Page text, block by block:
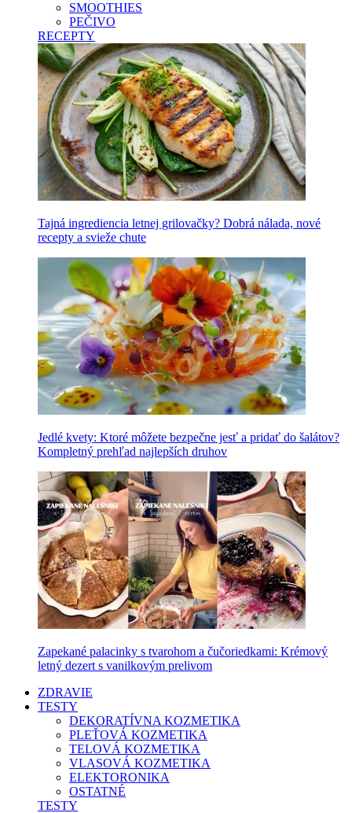
SMOOTHIES
PEČIVO
RECEPTY
Tajná ingrediencia letnej grilovačky? Dobrá nálada, nové
recepty a svieže chute
Jedlé kvety: Ktoré môžete bezpečne jesť a pridať do šalátov?
Kompletný prehľad najlepších druhov
Zapekané palacinky s tvarohom a čučoriedkami: Krémový
letný dezert s vanilkovým prelivom
ZDRAVIE
TESTY
DEKORATÍVNA KOZMETIKA
PLEŤOVÁ KOZMETIKA
TELOVÁ KOZMETIKA
VLASOVÁ KOZMETIKA
ELEKTORONIKA
OSTATNÉ
TESTY